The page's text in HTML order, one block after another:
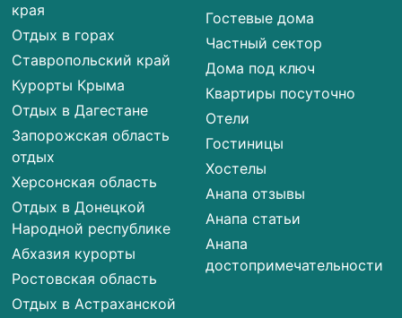
края
Отдых в горах
Ставропольский край
Курорты Крыма
Отдых в Дагестане
Запорожская область
отдых
Херсонская область
Отдых в Донецкой
Народной республике
Абхазия курорты
Ростовская область
Отдых в Астраханской
Гостевые дома
Частный сектор
Дома под ключ
Квартиры посуточно
Отели
Гостиницы
Хостелы
Анапа отзывы
Анапа статьи
Анапа
достопримечательности